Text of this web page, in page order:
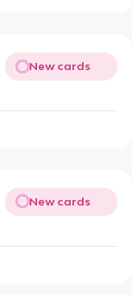
New cards
New cards